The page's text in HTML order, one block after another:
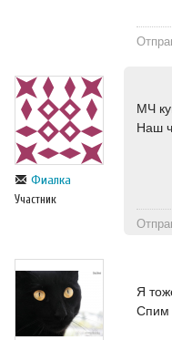
Фиалка
Участник
МЧ
Наш
Я
Спим